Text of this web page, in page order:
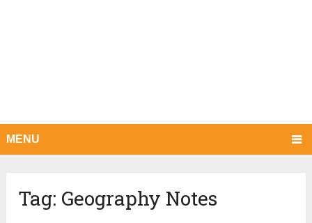
MENU
Tag: Geography Notes